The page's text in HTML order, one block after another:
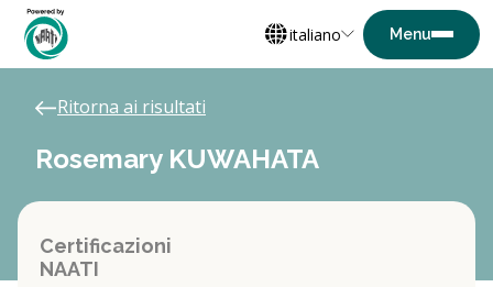
italiano
Ritorna ai risultati
Rosemary KUWAHATA
Certificazioni
NAATI